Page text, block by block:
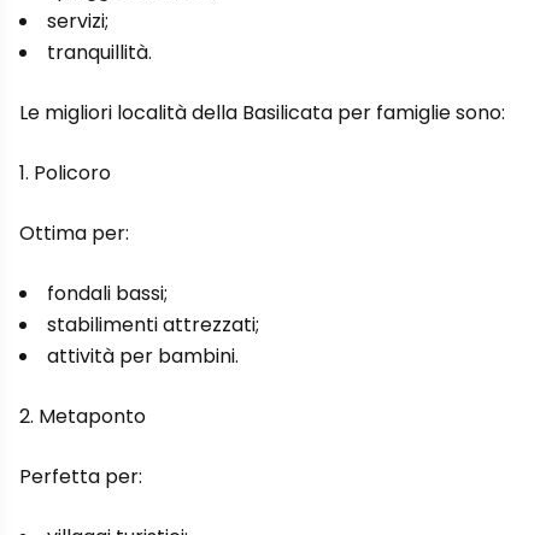
servizi;
tranquillità.
Le migliori località della Basilicata per famiglie sono:
1. Policoro
Ottima per:
fondali bassi;
stabilimenti attrezzati;
attività per bambini.
2. Metaponto
Perfetta per: